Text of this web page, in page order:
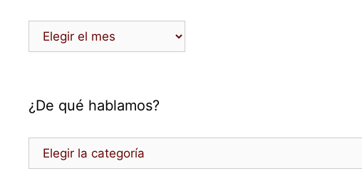
Archivos
¿De qué hablamos?
¿De